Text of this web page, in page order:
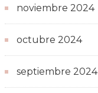
noviembre 2024
octubre 2024
septiembre 2024